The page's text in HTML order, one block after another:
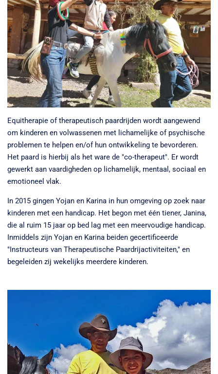
Equitherapie of therapeutisch paardrijden wordt aangewend
om kinderen en volwassenen met lichamelijke of psychische
problemen te helpen en/of hun ontwikkeling te bevorderen.
Het paard is hierbij als het ware de "co-therapeut". Er wordt
gewerkt aan vaardigheden op lichamelijk, mentaal, sociaal en
emotioneel vlak.
In 2015 gingen Yojan en Karina in hun omgeving op zoek naar
kinderen met een handicap. Het begon met één tiener, Janina,
die al ruim 15 jaar op bed lag met een meervoudige handicap.
Inmiddels zijn Yojan en Karina beiden gecertificeerde
"Instructeurs van Therapeutische Paardrijactiviteiten," en
begeleiden zij wekelijks meerdere kinderen.